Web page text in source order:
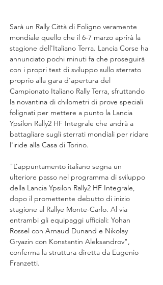
Sarà un Rally Città di Foligno veramente
mondiale quello che il 6-7 marzo aprirà la
stagione dell'Italiano Terra. Lancia Corse ha
annunciato pochi minuti fa che proseguirà
con i propri test di sviluppo sullo sterrato
proprio alla gara d'apertura del
Campionato Italiano Rally Terra, sfruttando
la novantina di chilometri di prove speciali
folignati per mettere a punto la Lancia
Ypsilon Rally2 HF Integrale che andrà a
battagliare sugli sterrati mondiali per ridare
l'iride alla Casa di Torino.
"L’appuntamento italiano segna un
ulteriore passo nel programma di sviluppo
della Lancia Ypsilon Rally2 HF Integrale,
dopo il promettente debutto di inizio
stagione al Rallye Monte-Carlo. Al via
entrambi gli equipaggi ufficiali: Yohan
Rossel con Arnaud Dunand e Nikolay
Gryazin con Konstantin Aleksandrov",
conferma la struttura diretta da Eugenio
Franzetti.